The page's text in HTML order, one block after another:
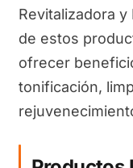
Revitalizadora
de estos
ofrecer
tonificación,